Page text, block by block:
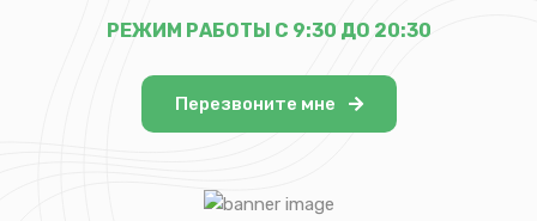
РЕЖИМ РАБОТЫ С 9:30 ДО 20:30
Перезвоните мне